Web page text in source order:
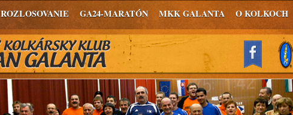
ROZLOSOVANIE GA24-MARATÓN MKK GALANTA O KOLKOCH